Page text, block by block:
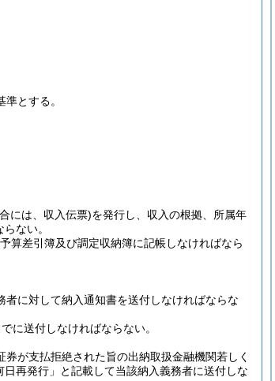
とする。
には、収入伝票)を発行し、収入の根拠、所属年
ない。
算差引簿及び調定収納簿に記帳しなければなら
に対して納入通知書を送付しなければならな
に送付しなければならない。
が支払拒絶された旨の出納取扱金融機関若しく
再発行」と記載して当該納入義務者に送付しな